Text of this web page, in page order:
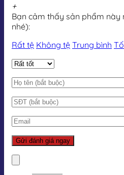
+
Bạn cảm thấy sản phẩm này
nhé):
Rất tệ Không tệ Trung bình